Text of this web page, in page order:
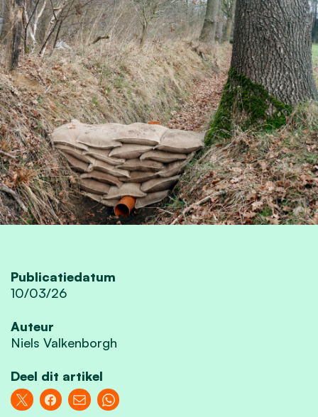
Publicatiedatum
10/03/26
Auteur
Niels Valkenborgh
Deel dit artikel